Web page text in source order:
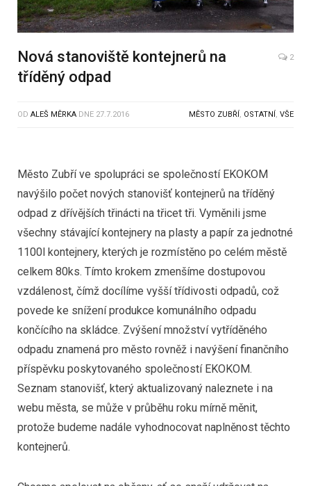
Nová stanoviště kontejnerů na
tříděný odpad
2
OD ALEŠ MĚRKA DNE 27.7.2016 MĚSTO ZUBŘÍ , OSTATNÍ , VŠE
Město Zubří ve spolupráci se společností EKOKOM
navýšilo počet nových stanovišť kontejnerů na tříděný
odpad z dřívějších třinácti na třicet tři. Vyměnili jsme
všechny stávající kontejnery na plasty a papír za jednotné
1100l kontejnery, kterých je rozmístěno po celém městě
celkem 80ks. Tímto krokem zmenšíme dostupovou
vzdálenost, čímž docílíme vyšší třídivosti odpadů, což
povede ke snížení produkce komunálního odpadu
končícího na skládce. Zvýšení množství vytříděného
odpadu znamená pro město rovněž i navýšení finančního
příspěvku poskytovaného společností EKOKOM.
Seznam stanovišť, který aktualizovaný naleznete i na
webu města, se může v průběhu roku mírně měnit,
protože budeme nadále vyhodnocovat naplněnost těchto
kontejnerů.